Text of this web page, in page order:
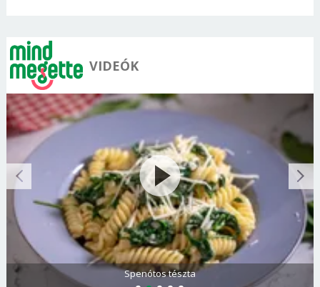
VIDEÓK
Spenótos tészta